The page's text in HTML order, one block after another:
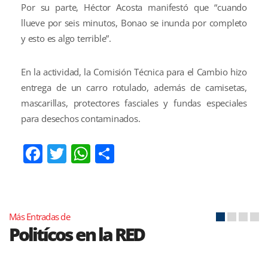
Por su parte, Héctor Acosta manifestó que “cuando
llueve por seis minutos, Bonao se inunda por completo
y esto es algo terrible”.
En la actividad, la Comisión Técnica para el Cambio hizo
entrega de un carro rotulado, además de camisetas,
mascarillas, protectores fasciales y fundas especiales
para desechos contaminados.
Facebook
TwitterWhatsApp
Más Entradas de
Politícos en la RED